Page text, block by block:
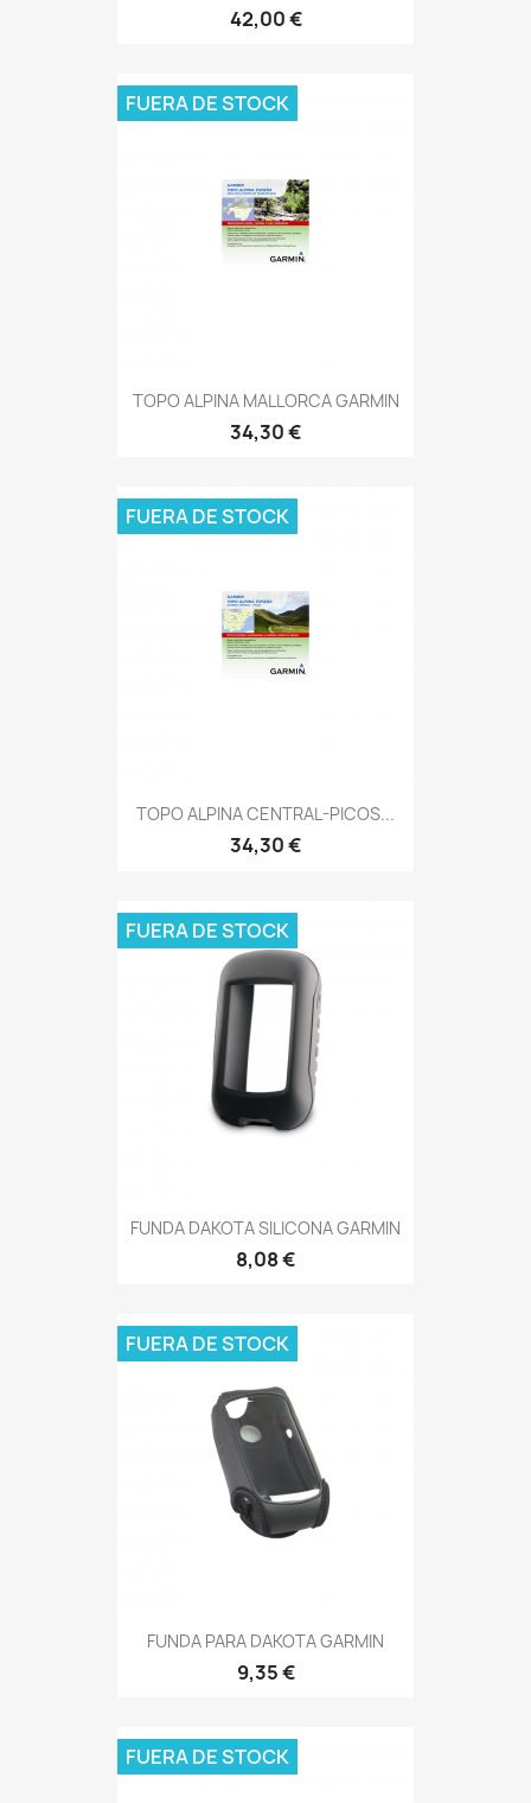
42,00 €
TOPO ALPINA MALLORCA GARMIN
34,30 €
FUERA DE STOCK
TOPO ALPINA CENTRAL-PICOS...
34,30 €
FUERA DE STOCK
FUNDA DAKOTA SILICONA GARMIN
8,08 €
FUERA DE STOCK
FUNDA PARA DAKOTA GARMIN
9,35 €
FUERA DE STOCK
FUERA DE STOCK